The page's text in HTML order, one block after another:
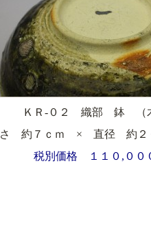
ＫＲ-０２ 織部 鉢 （
約７ｃｍ × 直径 約２
税別価格 １１０,００